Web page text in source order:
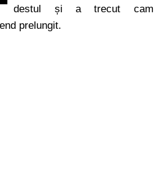
destul și a trecut cam
prelungit.